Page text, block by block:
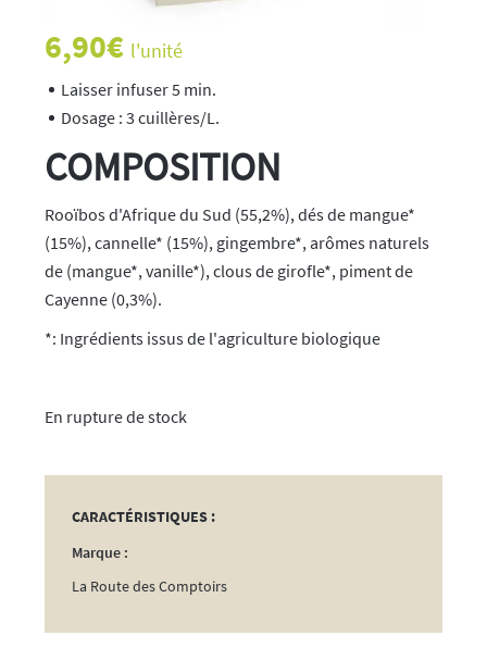
6,90€ l'unité
Laisser infuser 5 min.
Dosage : 3 cuillères/L.
COMPOSITION
Rooïbos d'Afrique du Sud (55,2%), dés de mangue*
(15%), cannelle* (15%), gingembre*, arômes naturels
de (mangue*, vanille*), clous de girofle*, piment de
Cayenne (0,3%).
*: Ingrédients issus de l'agriculture biologique
rupture de stock
CARACTÉRISTIQUES :
Marque :
La Route des Comptoirs